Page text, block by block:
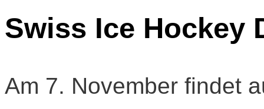
Swiss Ice Hockey
Am 7. November findet